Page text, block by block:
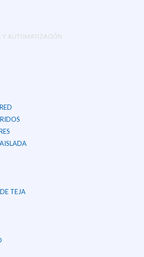
Y AUTOMATIZACIÓN
TEJA